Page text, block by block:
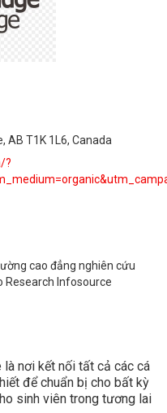
AB T1K 1L6, Canada
?
cao đẳng nghiên cứu
Research Infosource
nơi kết nối tất cả các cá
để chuẩn bị cho bất kỳ
sinh viên trong tương lai